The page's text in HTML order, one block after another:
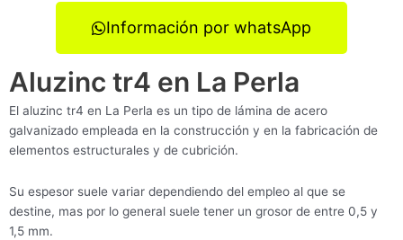
Información por whatsApp
Aluzinc tr4 en La Perla
El aluzinc tr4 en La Perla es un tipo de lámina de acero
galvanizado empleada en la construcción y en la fabricación de
elementos estructurales y de cubrición.
Su espesor suele variar dependiendo del empleo al que se
destine, mas por lo general suele tener un grosor de entre 0,5 y
1,5 mm.